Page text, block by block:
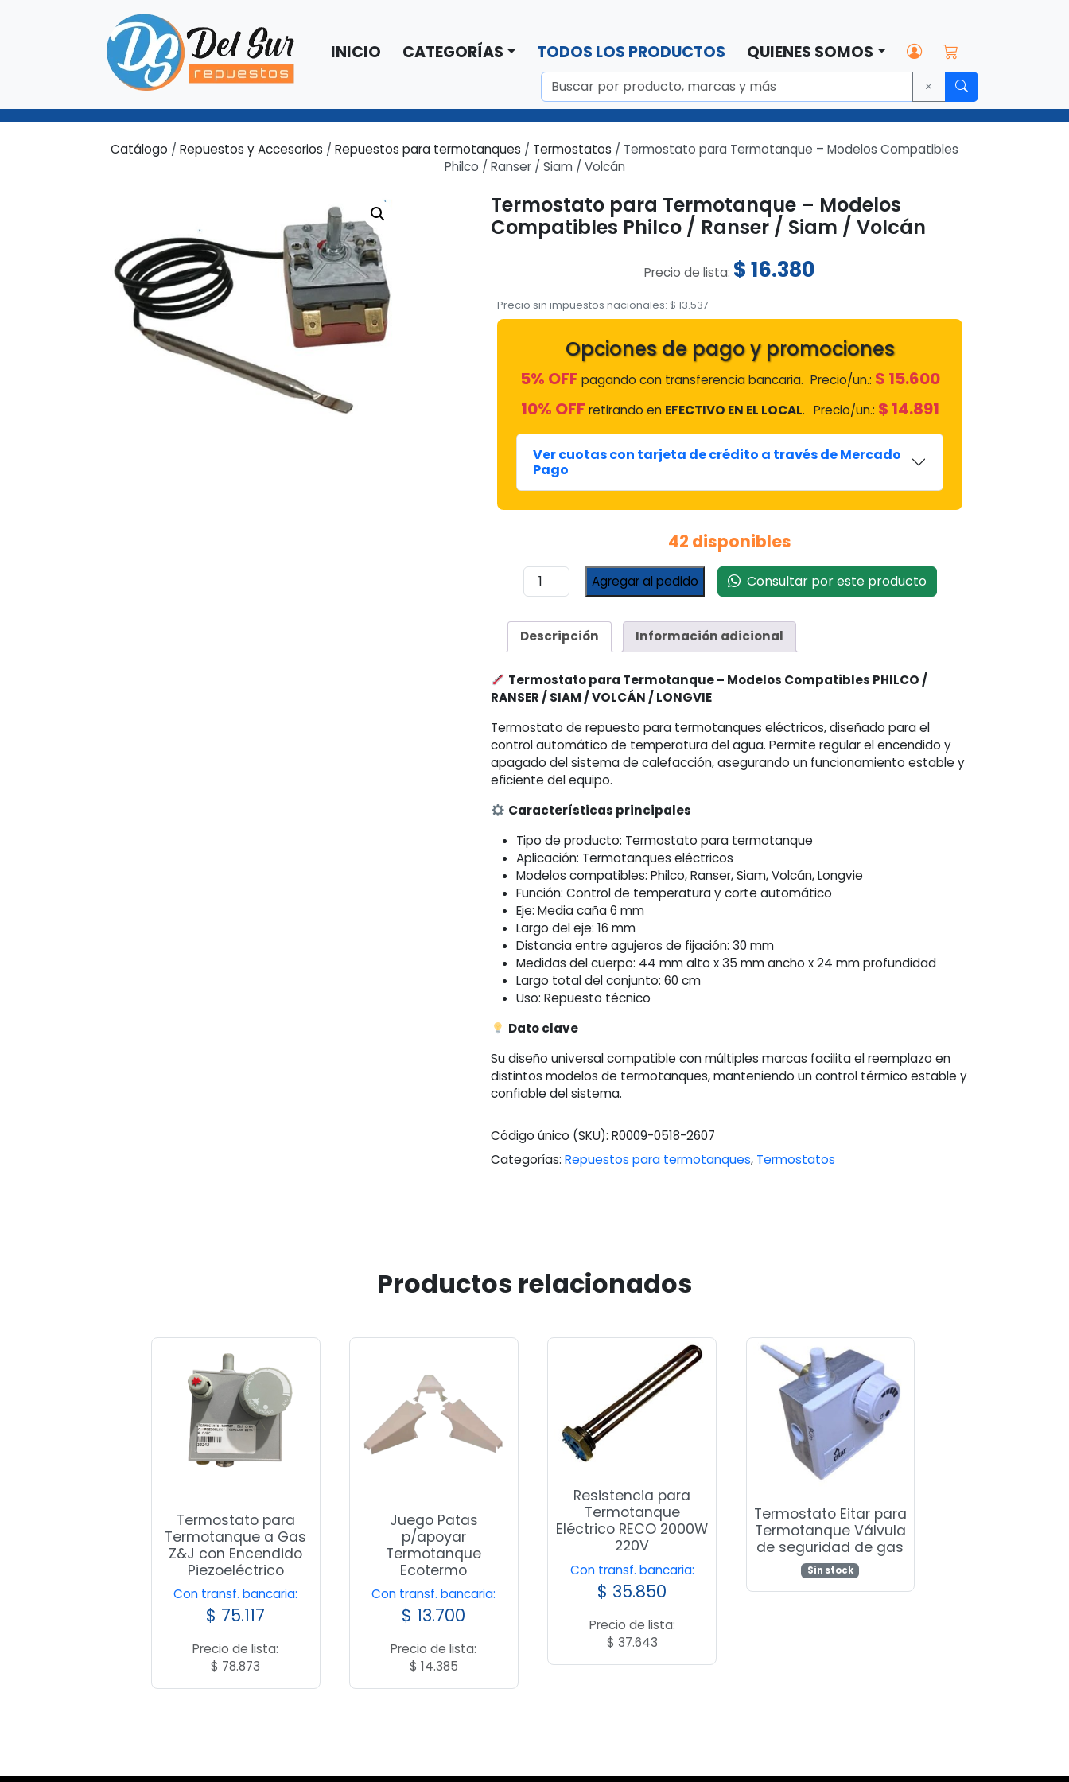
INICIO CATEGORÍAS TODOS LOS PRODUCTOS QUIENES SOMOS
Catálogo / Repuestos y Accesorios / Repuestos para termotanques / Termostatos / Termostato para Termotanque – Modelos Compatibles
Philco / Ranser / Siam / Volcán
Termostato para Termotanque – Modelos
Compatibles Philco / Ranser / Siam / Volcán
Precio de lista: $16.380
Precio sin impuestos nacionales:$ 13.537
Opciones de pago y promociones
5% OFF pagando con transferencia bancaria. Precio/un.: $ 15.600
10% OFF retirando en EFECTIVO EN EL LOCAL. Precio/un.: $ 14.891
Ver cuotas con tarjeta de crédito a través de Mercado
Pago
42 disponibles
Termostato
para
–
Modelos
Philco
/
/
Siam
/
Volcán
cantidad
Agregar al pedido Consultar por este producto
Descripción Información adicional
Termostato para Termotanque – Modelos Compatibles PHILCO /
RANSER / SIAM / VOLCÁN / LONGVIE
Termostato de repuesto para termotanques eléctricos, diseñado para el
control automático de temperatura del agua. Permite regular el encendido y
apagado del sistema de calefacción, asegurando un funcionamiento estable y
eficiente del equipo.
Características principales
Tipo de producto: Termostato para termotanque
Aplicación: Termotanques eléctricos
Modelos compatibles: Philco, Ranser, Siam, Volcán, Longvie
Función: Control de temperatura y corte automático
Eje: Media caña 6 mm
Largo del eje: 16 mm
Distancia entre agujeros de fijación: 30 mm
Medidas del cuerpo: 44 mm alto x 35 mm ancho x 24 mm profundidad
Largo total del conjunto: 60 cm
Uso: Repuesto técnico
Dato clave
Su diseño universal compatible con múltiples marcas facilita el reemplazo en
distintos modelos de termotanques, manteniendo un control térmico estable y
confiable del sistema.
Código único (SKU):R0009-0518-2607
Categorías:Repuestos para termotanques, Termostatos
Productos relacionados
Termostato para
Termotanque a Gas
Z&J con Encendido
Piezoeléctrico
Con transf. bancaria:
$ 75.117
Precio de lista:
$ 78.873
Juego Patas
p/apoyar
Termotanque
Ecotermo
Con transf. bancaria:
$ 13.700
Precio de lista:
$ 14.385
Resistencia para
Termotanque
Eléctrico RECO 2000W
220V
Con transf. bancaria:
$ 35.850
Precio de lista:
$ 37.643
Termostato Eitar para
Termotanque Válvula
de seguridad de gas
Sin stock